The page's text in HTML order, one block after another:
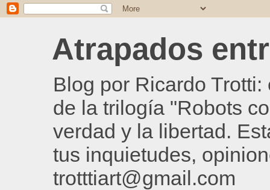
Atrapados
Blog por Ricardo
de la trilogía "Robots
verdad y la libertad.
tus inquietudes,
trotttiart@gmail.com